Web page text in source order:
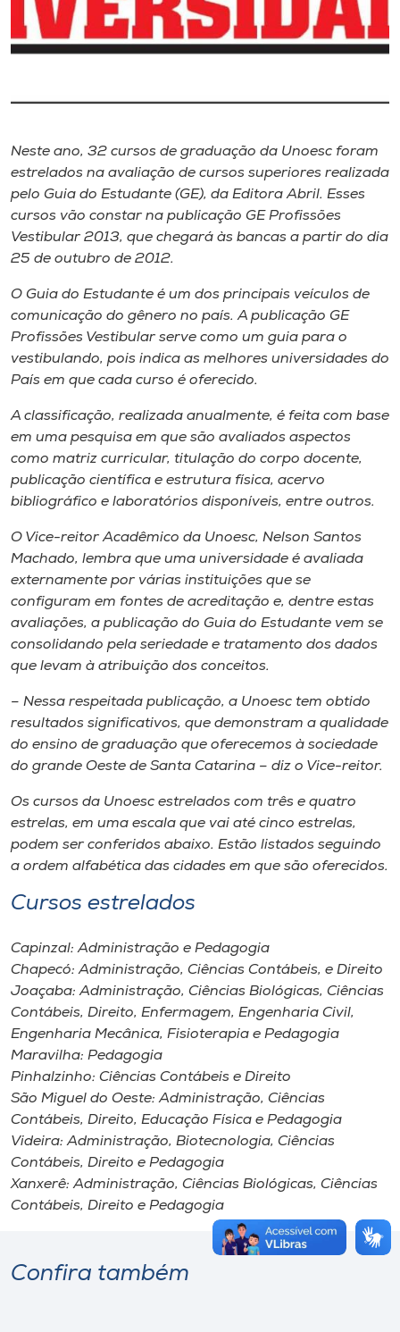
Editora
Unoesc
Store
Selecione
o idioma
A-
Neste ano, 32 cursos de graduação da Unoesc foram
estrelados na avaliação de cursos superiores realizada
pelo Guia do Estudante (GE), da Editora Abril. Esses
cursos vão constar na publicação GE Profissões
Vestibular 2013, que chegará às bancas a partir do dia
25 de outubro de 2012.
O Guia do Estudante é um dos principais veículos de
comunicação do gênero no país. A publicação GE
Profissões Vestibular serve como um guia para o
vestibulando, pois indica as melhores universidades do
País em que cada curso é oferecido.
A classificação, realizada anualmente, é feita com base
em uma pesquisa em que são avaliados aspectos
como matriz curricular, titulação do corpo docente,
publicação científica e estrutura física, acervo
bibliográfico e laboratórios disponíveis, entre outros.
O Vice-reitor Acadêmico da Unoesc, Nelson Santos
Machado, lembra que uma universidade é avaliada
externamente por várias instituições que se
configuram em fontes de acreditação e, dentre estas
avaliações, a publicação do Guia do Estudante vem se
consolidando pela seriedade e tratamento dos dados
que levam à atribuição dos conceitos.
– Nessa respeitada publicação, a Unoesc tem obtido
resultados significativos, que demonstram a qualidade
do ensino de graduação que oferecemos à sociedade
do grande Oeste de Santa Catarina – diz o Vice-reitor.
Os cursos da Unoesc estrelados com três e quatro
estrelas, em uma escala que vai até cinco estrelas,
podem ser conferidos abaixo. Estão listados seguindo
a ordem alfabética das cidades em que são oferecidos.
Cursos estrelados
Capinzal: Administração e Pedagogia
Chapecó: Administração, Ciências Contábeis, e Direito
Joaçaba: Administração, Ciências Biológicas, Ciências
Contábeis, Direito, Enfermagem, Engenharia Civil,
Engenharia Mecânica, Fisioterapia e Pedagogia
Maravilha: Pedagogia
Pinhalzinho: Ciências Contábeis e Direito
São Miguel do Oeste: Administração, Ciências
Contábeis, Direito, Educação Física e Pedagogia
Videira: Administração, Biotecnologia, Ciências
Contábeis, Direito e Pedagogia
Xanxerê: Administração, Ciências Biológicas, Ciências
Contábeis, Direito e Pedagogia
Confira também